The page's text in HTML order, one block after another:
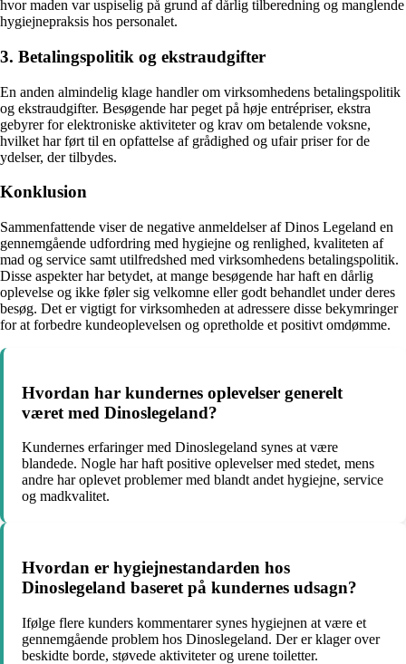
hvor maden var uspiselig på grund af dårlig tilberedning og manglende
hygiejnepraksis hos personalet.
3. Betalingspolitik og ekstraudgifter
En anden almindelig klage handler om virksomhedens betalingspolitik
og ekstraudgifter. Besøgende har peget på høje entrépriser, ekstra
gebyrer for elektroniske aktiviteter og krav om betalende voksne,
hvilket har ført til en opfattelse af grådighed og ufair priser for de
ydelser, der tilbydes.
Konklusion
Sammenfattende viser de negative anmeldelser af Dinos Legeland en
gennemgående udfordring med hygiejne og renlighed, kvaliteten af
mad og service samt utilfredshed med virksomhedens betalingspolitik.
Disse aspekter har betydet, at mange besøgende har haft en dårlig
oplevelse og ikke føler sig velkomne eller godt behandlet under deres
besøg. Det er vigtigt for virksomheden at adressere disse bekymringer
for at forbedre kundeoplevelsen og opretholde et positivt omdømme.
Hvordan har kundernes oplevelser generelt
været med Dinoslegeland?
Kundernes erfaringer med Dinoslegeland synes at være
blandede. Nogle har haft positive oplevelser med stedet, mens
andre har oplevet problemer med blandt andet hygiejne, service
og madkvalitet.
Hvordan er hygiejnestandarden hos
Dinoslegeland baseret på kundernes udsagn?
Ifølge flere kunders kommentarer synes hygiejnen at være et
gennemgående problem hos Dinoslegeland. Der er klager over
beskidte borde, støvede aktiviteter og urene toiletter.